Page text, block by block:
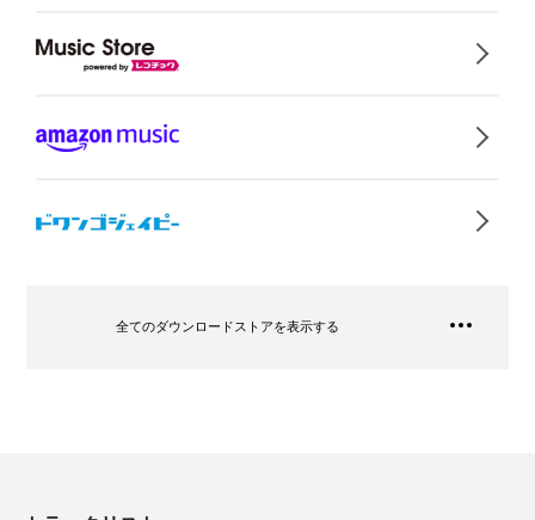
全てのダウンロードストアを表示する